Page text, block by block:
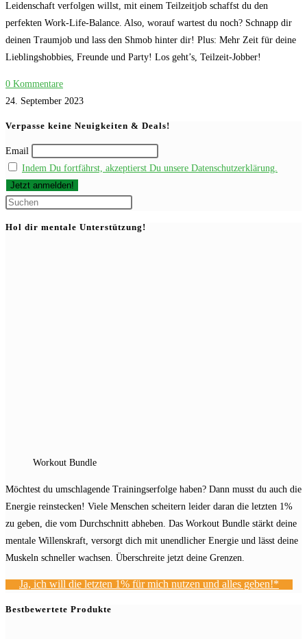
Leidenschaft verfolgen willst, mit einem Teilzeitjob schaffst du den
perfekten Work-Life-Balance. Also, worauf wartest du noch? Schnapp dir
deinen Traumjob und lass den Shmob hinter dir! Plus: Mehr Zeit für deine
Lieblingshobbies, Freunde und Party! Los geht’s, Teilzeit-Jobber!
0 Kommentare
24. September 2023
Verpasse keine Neuigkeiten & Deals!
Email
Indem Du fortfährst, akzeptierst Du unsere Datenschutzerklärung.
to
Hol dir mentale Unterstützung!
Workout Bundle
Möchtest du umschlagende Trainingserfolge haben? Dann musst du auch die
Energie reinstecken! Viele Menschen scheitern leider daran die letzten 1%
zu geben, die vom Durchschnitt abheben. Das Workout Bundle stärkt deine
mentale Willenskraft, versorgt dich mit unendlicher Energie und lässt deine
Muskeln schneller wachsen. Überschreite jetzt deine Grenzen.
Ja, ich will die letzten 1% für mich nutzen und alles geben!*
Bestbewertete Produkte